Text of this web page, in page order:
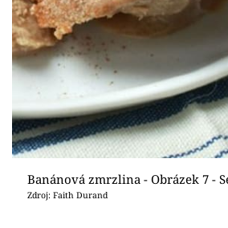
Banánová zmrzlina - Obrázek 7 -
Zdroj: Faith Durand